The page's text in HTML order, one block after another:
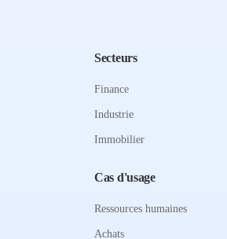
Secteurs
Finance
Industrie
Immobilier
Cas d'usage
Ressources humaines
Achats